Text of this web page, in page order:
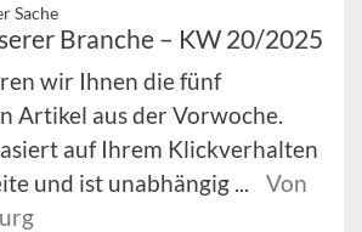
Sache
Branche – KW 20/2025
wir Ihnen die fünf
Artikel aus der Vorwoche.
auf Ihrem Klickverhalten
und ist unabhängig ...
Von